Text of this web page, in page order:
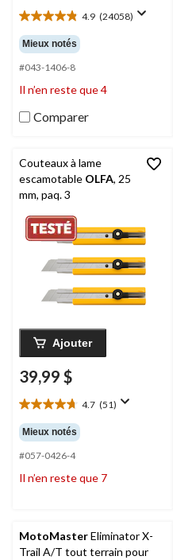
4.9 (24058)
4.9
étoile(s)
sur
5.
24058
évaluations
Mieux notés
#043-1406-8
Il n’en reste que 4
Comparer
Couteaux à lame
escamotable OLFA, 25
mm, paq. 3
Ajouter
39,99 $
4.7 (51)
4.7
étoile(s)
sur
5.
51
évaluations
Mieux notés
#057-0426-4
Il n’en reste que 7
MotoMasterEliminator X-
Trail A/T tout terrain pour